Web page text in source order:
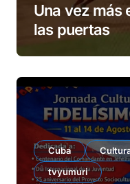
Una vez más
las puertas
Cuba
tvyumuri